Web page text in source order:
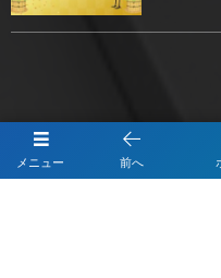
メニュー 前へ
IT参謀のベス